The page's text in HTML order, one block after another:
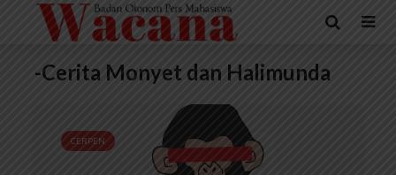
-Cerita Monyet dan Halimunda
CERPEN